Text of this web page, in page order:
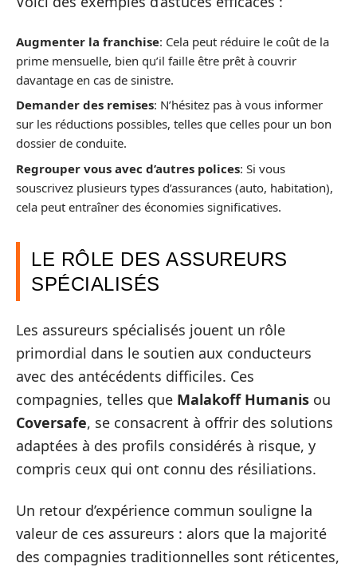
Augmenter la franchise: Cela peut réduire le coût de la
prime mensuelle, bien qu’il faille être prêt à couvrir
davantage en cas de sinistre.
Demander des remises: N’hésitez pas à vous informer
sur les réductions possibles, telles que celles pour un bon
dossier de conduite.
Regrouper vous avec d’autres polices: Si vous
souscrivez plusieurs types d’assurances (auto, habitation),
cela peut entraîner des économies significatives.
LE RÔLE DES ASSUREURS
SPÉCIALISÉS
Les assureurs spécialisés jouent un rôle
primordial dans le soutien aux conducteurs
avec des antécédents difficiles. Ces
compagnies, telles que Malakoff Humanis ou
Coversafe, se consacrent à offrir des solutions
adaptées à des profils considérés à risque, y
compris ceux qui ont connu des résiliations.
Un retour d’expérience commun souligne la
valeur de ces assureurs : alors que la majorité
des compagnies traditionnelles sont réticentes,